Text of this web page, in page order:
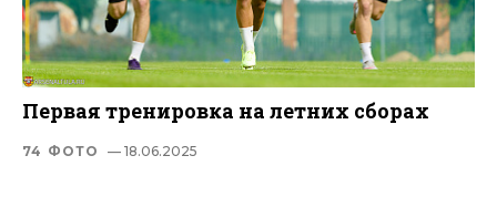
Первая тренировка на летних сборах
74 ФОТО — 18.06.2025